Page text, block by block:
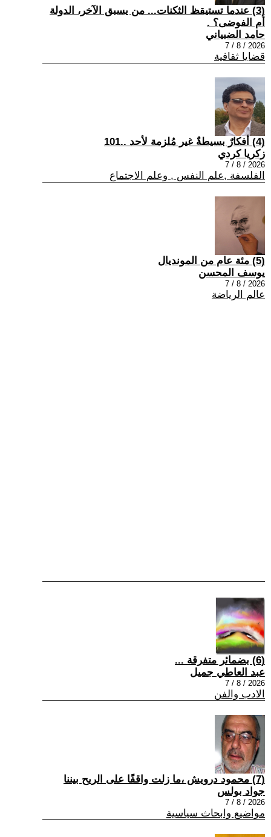
(3) عندما تستيقظ الثكنات... من يسبق الآخر، الدولة
أم الفوضى؟ .
حامد الضبياني
2026 / 8 / 7
قضايا ثقافية
(4) أفكارٌ بسيطةٌ غير مُلزمة لأحد ..101
زكريا كردي
2026 / 8 / 7
الفلسفة ,علم النفس , وعلم الاجتماع
(5) مئة عام من المونديال
يوسف المحسن
2026 / 8 / 7
عالم الرياضة
(6) بضمائر متفرقة ...
عبد العاطي جميل
2026 / 8 / 7
الادب والفن
(7) محمود درويش ،ما زلت واقفًا على الريح بيننا
جواد بولس
2026 / 8 / 7
مواضيع وابحاث سياسية